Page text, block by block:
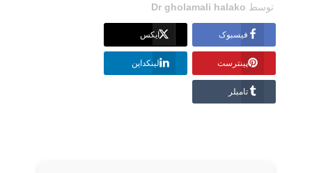
توسط Dr gholamali halako
فیسبوک ایکس
پینترست لینکداین
تامبلر